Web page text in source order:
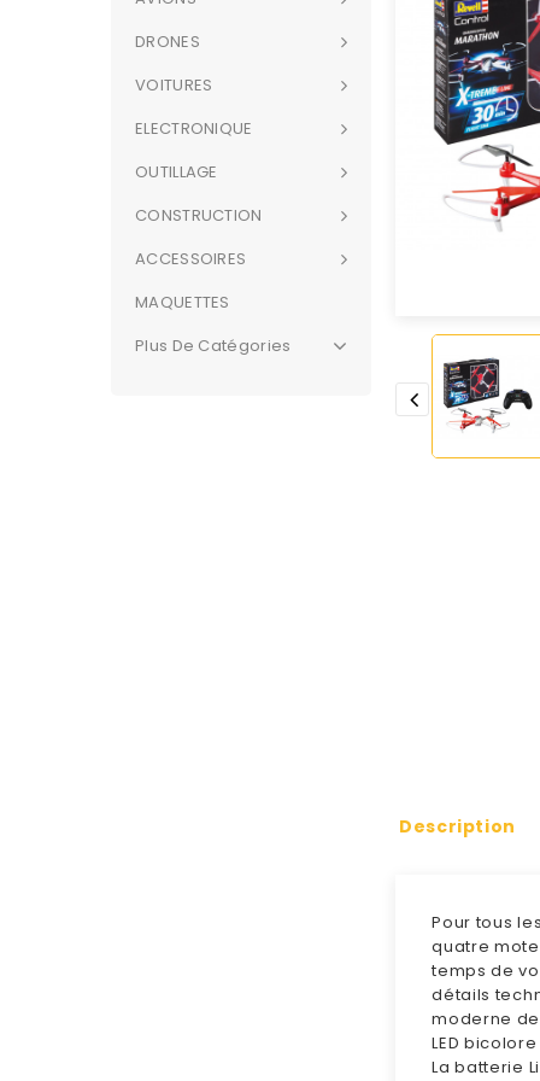
DRONES
VOITURES
ELECTRONIQUE
OUTILLAGE
CONSTRUCTION
ACCESSOIRES
MAQUETTES
Plus De Catégories
Description
Pour tous
quatre
temps de
détails
moderne
LED
La batterie